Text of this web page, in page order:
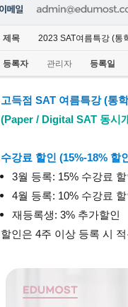
제목 2023 SAT여름특강 (통
등록자 관리자 등록일
고득점 SAT 여름특강 (통
(Paper / Digital SAT 동시
수강료 할인 (15%-18% 할
3월 등록: 15% 수강료 할
4월 등록: 10% 수강료 할
재등록생: 3% 추가할인
할인은 4주 이상 등록 시